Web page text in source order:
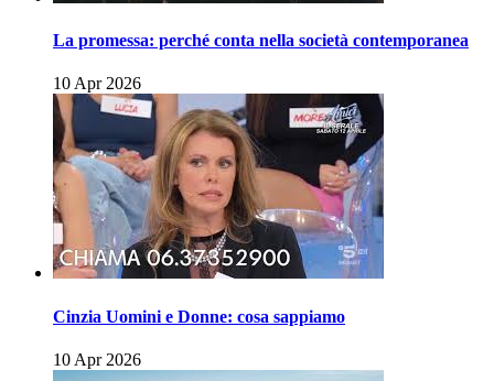
La promessa: perché conta nella società contemporanea
10 Apr 2026
Cinzia Uomini e Donne: cosa sappiamo
10 Apr 2026